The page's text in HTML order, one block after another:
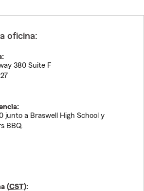
oficina:
380 Suite F
junto a Braswell High School y
BBQ.
(CST):